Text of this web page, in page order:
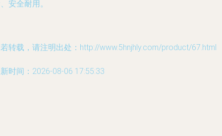
安全耐用。
转载，请注明出处：http://www.5hnjhly.com/product/67.html
时间：2026-08-06 17:55:33